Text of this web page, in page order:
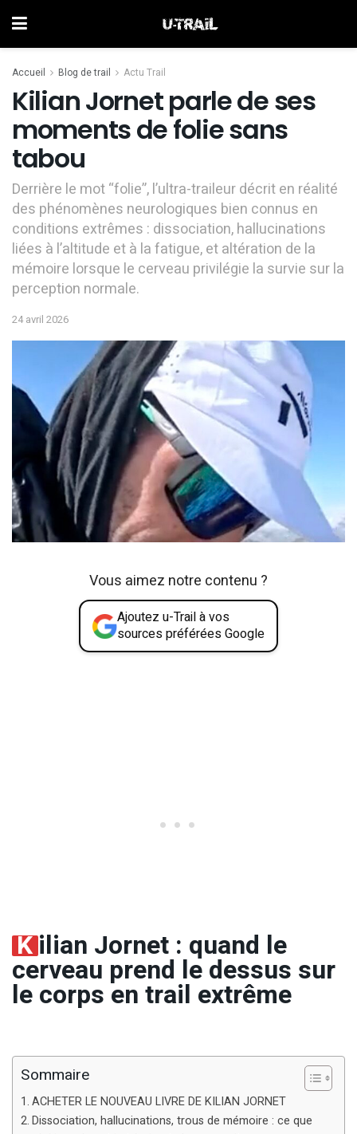
Accueil Blog de trail Actu Trail
Kilian Jornet parle de ses
moments de folie sans
tabou
Derrière le mot “folie”, l’ultra-traileur décrit en réalité
des phénomènes neurologiques bien connus en
conditions extrêmes : dissociation, hallucinations
liées à l’altitude et à la fatigue, et altération de la
mémoire lorsque le cerveau privilégie la survie sur la
perception normale.
24 avril 2026
Vous aimez notre contenu ?
Ajoutez u-Trail à vos
sources préférées Google
Kilian Jornet : quand le
cerveau prend le dessus sur
le corps en trail extrême
Sommaire
ACHETER LE NOUVEAU LIVRE DE KILIAN JORNET
Dissociation, hallucinations, trous de mémoire : ce que